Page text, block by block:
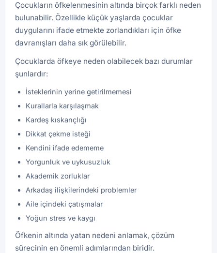
Çocukların öfkelenmesinin altında birçok farklı neden
bulunabilir. Özellikle küçük yaşlarda çocuklar
duygularını ifade etmekte zorlandıkları için öfke
davranışları daha sık görülebilir.
Çocuklarda öfkeye neden olabilecek bazı durumlar
şunlardır:
İsteklerinin yerine getirilmemesi
Kurallarla karşılaşmak
Kardeş kıskançlığı
Dikkat çekme isteği
Kendini ifade edememe
Yorgunluk ve uykusuzluk
Akademik zorluklar
Arkadaş ilişkilerindeki problemler
Aile içindeki çatışmalar
Yoğun stres ve kaygı
Öfkenin altında yatan nedeni anlamak, çözüm
sürecinin en önemli adımlarından biridir.